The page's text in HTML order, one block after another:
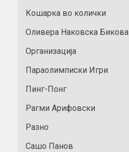
Кошарка во колички
Оливера Наковска Бикова
Организација
Параолимписки Игри
Пинг-Понг
Рагми Арифовски
Разно
Сашо Панов